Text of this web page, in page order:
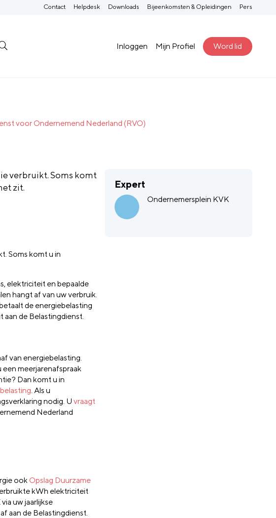
Inloggen Mijn Profiel Word lid
Contact Helpdesk Downloads Bijeenkomsten & Opleidingen Pers
voor Ondernemend Nederland (RVO)
verbruikt. Soms komt
zit.
Expert
Ondernemersplein KVK
Soms komt u in
elektriciteit en bepaalde
hangt af van uw verbruik.
de energiebelasting
aan de Belastingdienst.
van energiebelasting.
meerjarenafspraak
Dan komt u in
. Als u
nodig. U vraagt
Nederland
ook Opslag Duurzame
kWh elektriciteit
uw jaarlijkse
aan de Belastingdienst.